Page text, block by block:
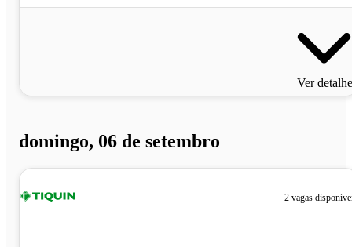
Ver
domingo, 06 de setembro
2 vagas